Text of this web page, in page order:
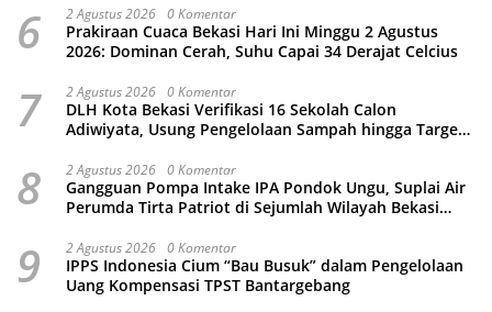
6 2 Agustus 2026 0 Komentar
Prakiraan Cuaca Bekasi Hari Ini Minggu 2 Agustus
2026: Dominan Cerah, Suhu Capai 34 Derajat Celcius
7 2 Agustus 2026 0 Komentar
DLH Kota Bekasi Verifikasi 16 Sekolah Calon
Adiwiyata, Usung Pengelolaan Sampah hingga Target
8 2 Agustus 2026 0 Komentar
Gangguan Pompa Intake IPA Pondok Ungu, Suplai Air
Perumda Tirta Patriot di Sejumlah Wilayah Bekasi
9 2 Agustus 2026 0 Komentar
IPPS Indonesia Cium “Bau Busuk” dalam Pengelolaan
Uang Kompensasi TPST Bantargebang